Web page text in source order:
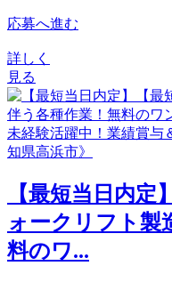
応募へ進む
詳しく
見る
【最短当日内定
ォークリフト製
料のワ...